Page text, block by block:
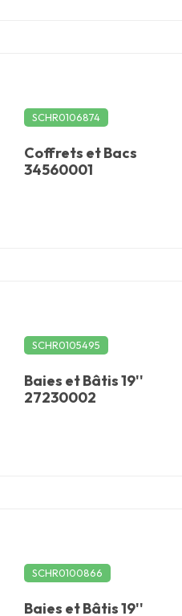
SCHR0106874
Coffrets et Bacs
34560001
SCHR0105495
Baies et Bâtis 19''
27230002
SCHR0100866
Baies et Bâtis 19''